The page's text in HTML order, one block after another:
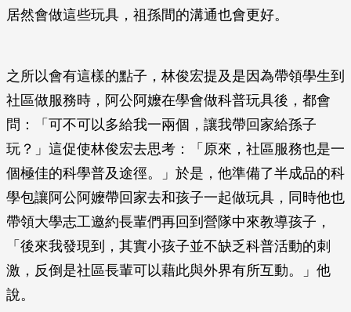
居然會做這些玩具，祖孫間的溝通也會更好。
之所以會有這樣的點子，林俊宏提及是因為帶領學生到
社區做服務時，阿公阿嬤在學會做科普玩具後，都會
問：「可不可以多給我一兩個，讓我帶回家給孫子
玩？」這促使林俊宏去思考：「原來，社區服務也是一
個極佳的科學普及途徑。」於是，他準備了半成品的科
學包讓阿公阿嬤帶回家去和孩子一起做玩具，同時他也
帶領大學志工邀約長輩們再回到營隊中來教導孩子，
「後來我發現到，其實小孩子並不缺乏科普活動的刺
激，反倒是社區長輩可以藉此與外界有所互動。」他
說。